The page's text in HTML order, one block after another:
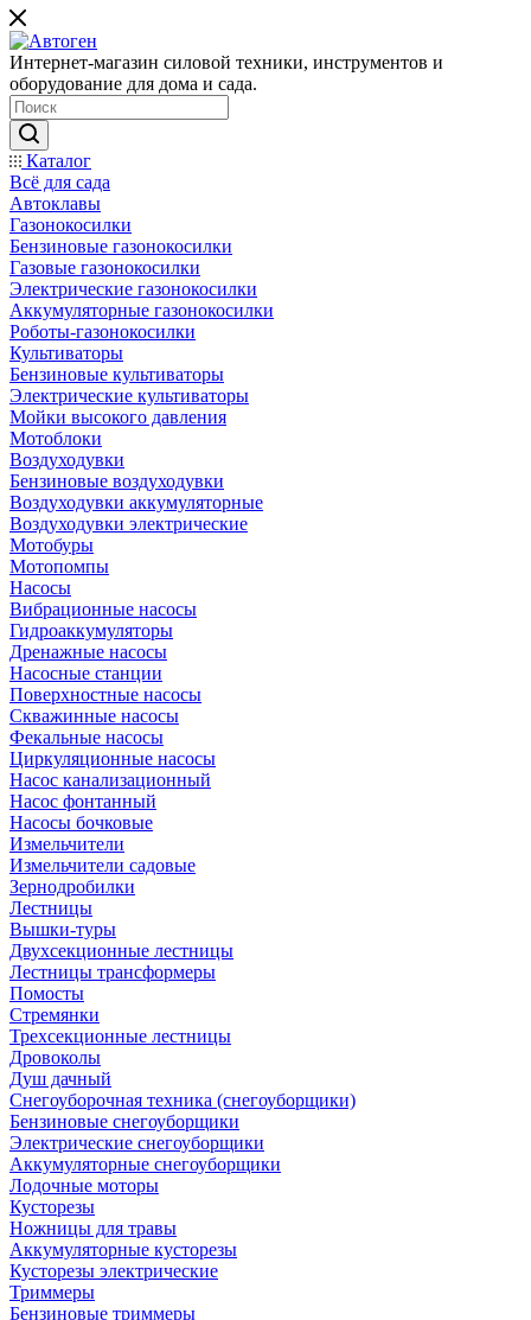
Интернет-магазин силовой техники, инструментов и
оборудование для дома и сада.
Каталог
Всё для сада
Автоклавы
Газонокосилки
Бензиновые газонокосилки
Газовые газонокосилки
Электрические газонокосилки
Аккумуляторные газонокосилки
Роботы-газонокосилки
Культиваторы
Бензиновые культиваторы
Электрические культиваторы
Мойки высокого давления
Мотоблоки
Воздуходувки
Бензиновые воздуходувки
Воздуходувки аккумуляторные
Воздуходувки электрические
Мотобуры
Мотопомпы
Насосы
Вибрационные насосы
Гидроаккумуляторы
Дренажные насосы
Насосные станции
Поверхностные насосы
Скважинные насосы
Фекальные насосы
Циркуляционные насосы
Насос канализационный
Насос фонтанный
Насосы бочковые
Измельчители
Измельчители садовые
Зернодробилки
Лестницы
Вышки-туры
Двухсекционные лестницы
Лестницы трансформеры
Помосты
Стремянки
Трехсекционные лестницы
Дровоколы
Душ дачный
Снегоуборочная техника (снегоуборщики)
Бензиновые снегоуборщики
Электрические снегоуборщики
Аккумуляторные снегоуборщики
Лодочные моторы
Кусторезы
Ножницы для травы
Аккумуляторные кусторезы
Кусторезы электрические
Триммеры
Бензиновые триммеры